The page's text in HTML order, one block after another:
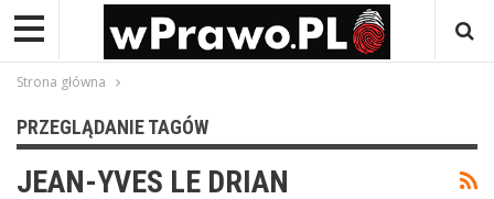
Strona główna
PRZEGLĄDANIE TAGÓW
JEAN-YVES LE DRIAN